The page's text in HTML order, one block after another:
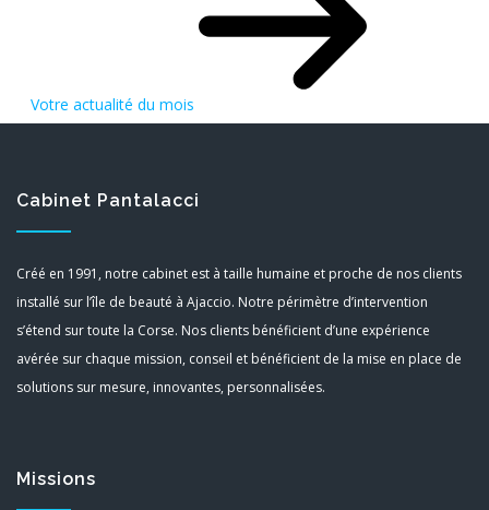
Votre actualité du mois
Cabinet Pantalacci
Créé en 1991, notre cabinet est à taille humaine et proche de nos clients
installé sur l’île de beauté à Ajaccio. Notre périmètre d’intervention
s’étend sur toute la Corse. Nos clients bénéficient d’une expérience
avérée sur chaque mission, conseil et bénéficient de la mise en place de
solutions sur mesure, innovantes, personnalisées.
Missions